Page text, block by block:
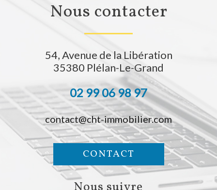
Nous contacter
54, Avenue de la Libération
35380 Plélan-Le-Grand
02 99 06 98 97
contact@cht-immobilier.com
CONTACT